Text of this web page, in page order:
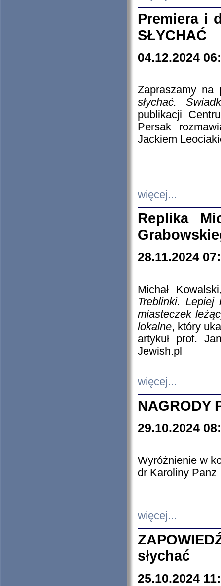
Premiera i
SŁYCHAĆ
04.12.2024
Zapraszamy
słychać.
publikacji
Persak
Jackiem
więcej...
Replika
28.11.2024
Michał
Treblinki. Lepiej
miasteczek
lokalne, który
artykuł prof.
Jewish.pl
więcej...
NAGRODY
29.10.2024
Wyróżnienie w
dr Karoliny Panz
więcej...
słychać
25.10.2024